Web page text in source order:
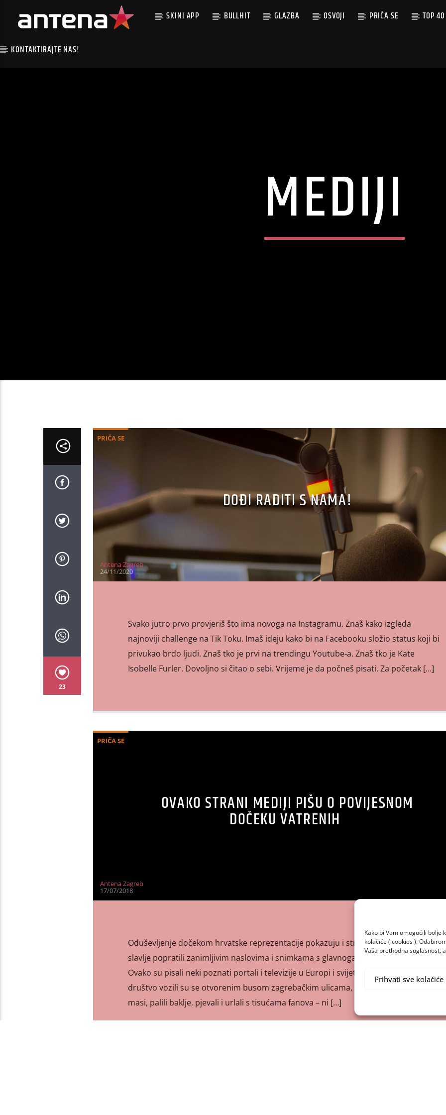
Kako bi Vam omogućili bolje
kolačiće ( cookies ).
Vaša prethodna suglasnost,
Prihvati sve kolačiće
SKINI APP BULLHIT GLAZBA OSVOJI PRIČA SE TOP 40
KONTAKTIRAJTE NAS!
MEDIJI
23
PRIČA SE
DOĐI RADITI S NAMA!
Antena Zagreb
24/11/2020
Svako jutro prvo provjeriš što ima novoga na Instagramu. Znaš kako izgleda
najnoviji challenge na Tik Toku. Imaš ideju kako bi na Facebooku složio status koji bi
privukao brdo ljudi. Znaš tko je prvi na trendingu Youtube-a. Znaš tko je Kate
Isobelle Furler. Dovoljno si čitao o sebi. Vrijeme je da počneš pisati. Za početak […]
PRIČA SE
OVAKO STRANI MEDIJI PIŠU O POVIJESNOM
DOČEKU VATRENIH
Antena Zagreb
17/07/2018
Oduševljenje dočekom hrvatske reprezentacije pokazuju i strani mediji koji su veliko
slavlje popratili zanimljivim naslovima i snimkama s glavnoga zagrebačkog trga.
Ovako su pisali neki poznati portali i televizije u Europi i svijetu. “Luka Modrić i
društvo vozili su se otvorenim busom zagrebačkim ulicama, slali poljupce prema
masi, palili baklje, pjevali i urlali s tisućama fanova – ni […]